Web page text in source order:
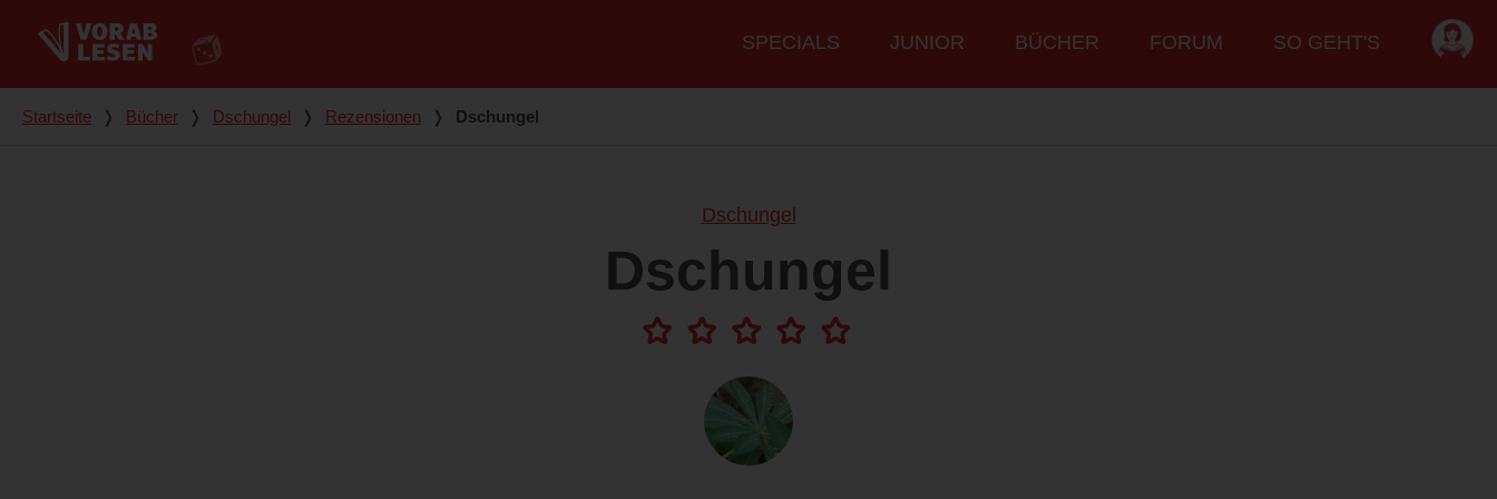
Hauptmenü
SPECIALS JUNIOR BÜCHER FORUM SO GEHT'S
Du bist hier
Startseite ❭ Bücher ❭ Dschungel ❭ Rezensionen ❭ Dschungel
Dschungel
Dschungel